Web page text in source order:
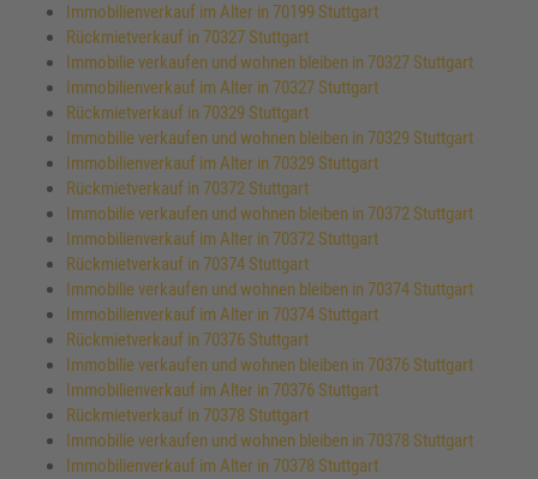
Immobilienverkauf im Alter in 70199 Stuttgart
Rückmietverkauf in 70327 Stuttgart
Immobilie verkaufen und wohnen bleiben in 70327 Stuttgart
Immobilienverkauf im Alter in 70327 Stuttgart
Rückmietverkauf in 70329 Stuttgart
Immobilie verkaufen und wohnen bleiben in 70329 Stuttgart
Immobilienverkauf im Alter in 70329 Stuttgart
Rückmietverkauf in 70372 Stuttgart
Immobilie verkaufen und wohnen bleiben in 70372 Stuttgart
Immobilienverkauf im Alter in 70372 Stuttgart
Rückmietverkauf in 70374 Stuttgart
Immobilie verkaufen und wohnen bleiben in 70374 Stuttgart
Immobilienverkauf im Alter in 70374 Stuttgart
Rückmietverkauf in 70376 Stuttgart
Immobilie verkaufen und wohnen bleiben in 70376 Stuttgart
Immobilienverkauf im Alter in 70376 Stuttgart
Rückmietverkauf in 70378 Stuttgart
Immobilie verkaufen und wohnen bleiben in 70378 Stuttgart
Immobilienverkauf im Alter in 70378 Stuttgart